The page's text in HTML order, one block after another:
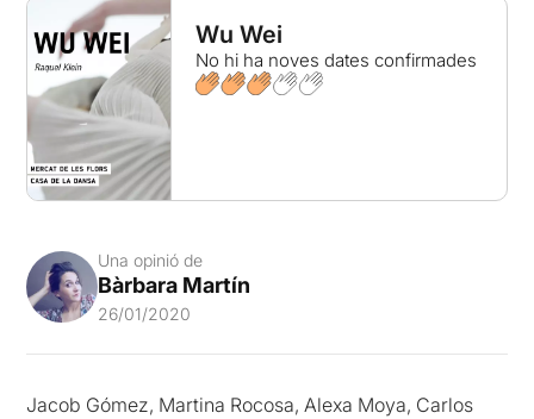
Wu Wei
No hi ha noves dates confirmades
Una opinió de
Bàrbara Martín
26/01/2020
Jacob Gómez, Martina Rocosa, Alexa Moya, Carlos